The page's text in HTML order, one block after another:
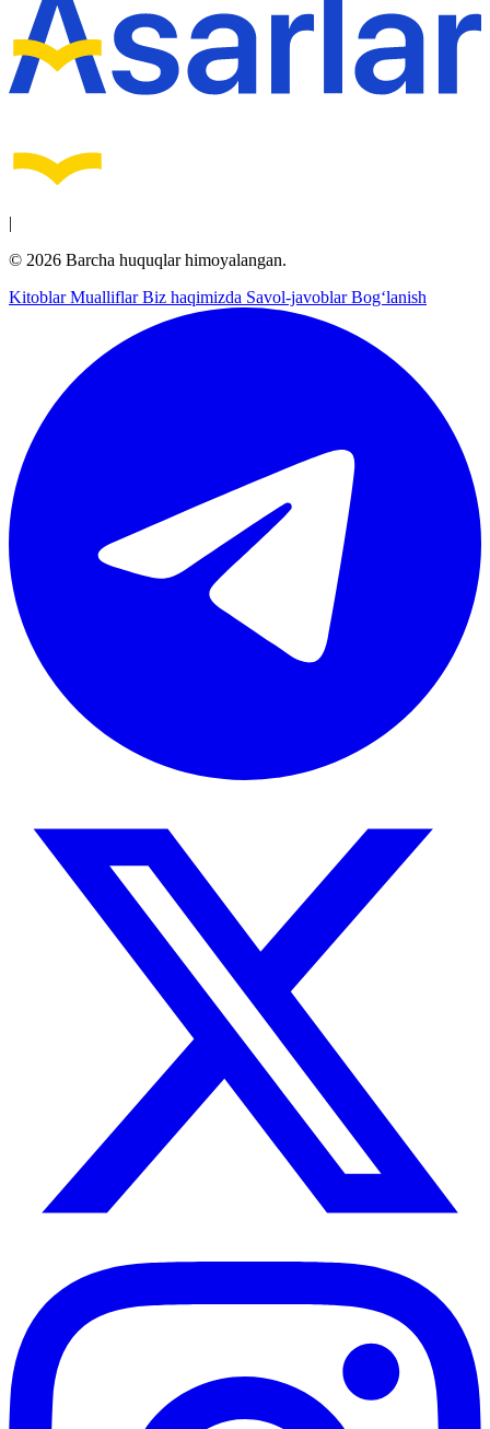
|
© 2026 Barcha huquqlar himoyalangan.
KitoblarMualliflarBiz haqimizda Savol-javoblarBog‘lanish